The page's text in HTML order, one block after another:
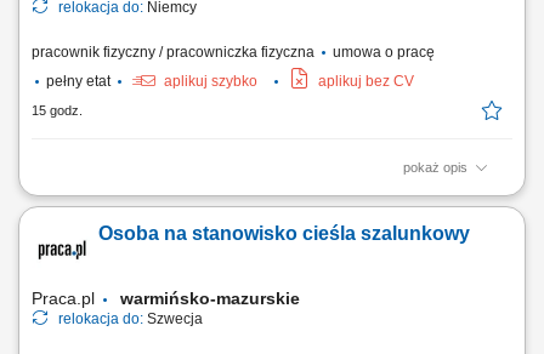
relokacja do: Niemcy
pracownik fizyczny / pracowniczka fizyczna
umowa o pracę
pełny etat
aplikuj szybko aplikuj bez CV
15 godz.
pokaż opis
Opis stanowiska: Kompleksowy montaż oraz demontaż systemów
Prowadzenie prac instalacyjnych bezpośrednio na ciągach
rurociągowych, instalacjach technicznych oraz zbiornikach
Osoba na stanowisko cieśla szalunkowy
Praca.pl warmińsko-mazurskie
relokacja do: Szwecja